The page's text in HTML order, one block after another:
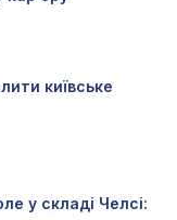
київське
у складі Челсі: